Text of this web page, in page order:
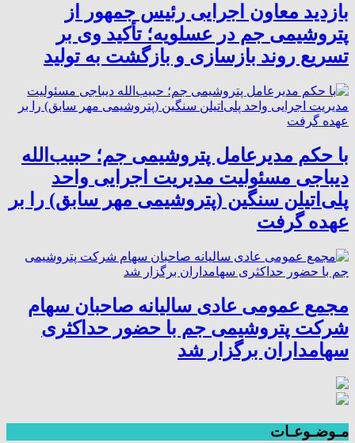
بازدید معاون اجرایی رئیس جمهور از
پتروشیمی جم در عسلویه؛ تأکید وی بر
تسریع روند بازسازی و بازگشت به تولید
با حکم مدیرعامل پتروشیمی جم؛ حبیب‌الله
دیباجی مسئولیت مدیریت اجرایی واحد
پلی‌اتیلن سنگین (پتروشیمی مهر سابق) را بر
عهده گرفت
مجمع عمومی عادی سالیانه صاحبان سهام
شرکت پتروشیمی جم با حضور حداکثری
سهامداران برگزار شد
مـوضـوعـات